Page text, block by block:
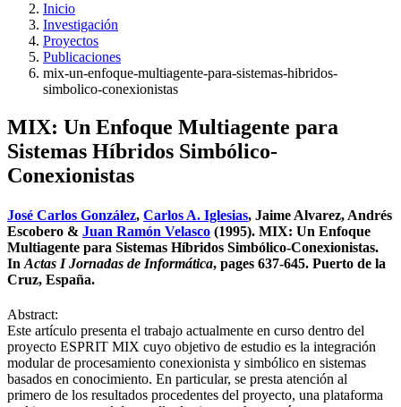
Inicio
Investigación
Proyectos
Publicaciones
mix-un-enfoque-multiagente-para-sistemas-hibridos-
simbolico-conexionistas
MIX: Un Enfoque Multiagente para
Sistemas Híbridos Simbólico-
Conexionistas
José Carlos González, Carlos A. Iglesias, Jaime Alvarez, Andrés
Escobero & Juan Ramón Velasco (1995). MIX: Un Enfoque
Multiagente para Sistemas Híbridos Simbólico-Conexionistas.
In Actas I Jornadas de Informática, pages 637-645. Puerto de la
Cruz, España.
Abstract:
Este artículo presenta el trabajo actualmente en curso dentro del
proyecto ESPRIT MIX cuyo objetivo de estudio es la integración
modular de procesamiento conexionista y simbólico en sistemas
basados en conocimiento. En particular, se presta atención al
primero de los resultados procedentes del proyecto, una plataforma